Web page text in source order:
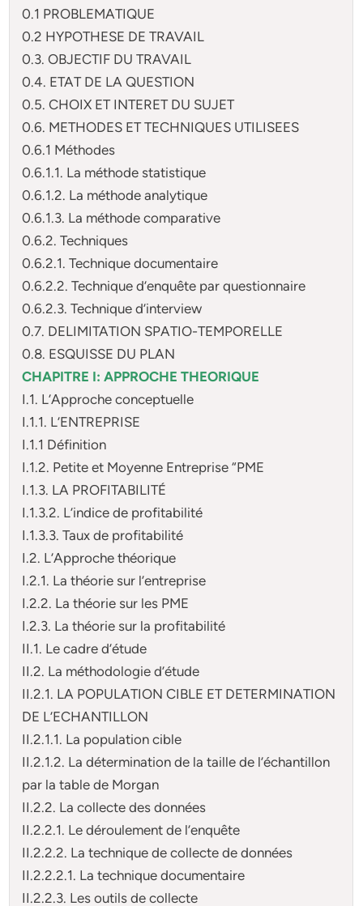
0.1 PROBLEMATIQUE
0.2 HYPOTHESE DE TRAVAIL
0.3. OBJECTIF DU TRAVAIL
0.4. ETAT DE LA QUESTION
0.5. CHOIX ET INTERET DU SUJET
0.6. METHODES ET TECHNIQUES UTILISEES
0.6.1 Méthodes
0.6.1.1. La méthode statistique
0.6.1.2. La méthode analytique
0.6.1.3. La méthode comparative
0.6.2. Techniques
0.6.2.1. Technique documentaire
0.6.2.2. Technique d’enquête par questionnaire
0.6.2.3. Technique d’interview
0.7. DELIMITATION SPATIO-TEMPORELLE
0.8. ESQUISSE DU PLAN
CHAPITRE I: APPROCHE THEORIQUE
I.1. L’Approche conceptuelle
I.1.1. L’ENTREPRISE
I.1.1 Définition
I.1.2. Petite et Moyenne Entreprise “PME
I.1.3. LA PROFITABILITÉ
I.1.3.2. L’indice de profitabilité
I.1.3.3. Taux de profitabilité
I.2. L’Approche théorique
I.2.1. La théorie sur l’entreprise
I.2.2. La théorie sur les PME
I.2.3. La théorie sur la profitabilité
II.1. Le cadre d’étude
II.2. La méthodologie d’étude
II.2.1. LA POPULATION CIBLE ET DETERMINATION
DE L’ECHANTILLON
II.2.1.1. La population cible
II.2.1.2. La détermination de la taille de l’échantillon
par la table de Morgan
II.2.2. La collecte des données
II.2.2.1. Le déroulement de l’enquête
II.2.2.2. La technique de collecte de données
II.2.2.2.1. La technique documentaire
II.2.2.3. Les outils de collecte